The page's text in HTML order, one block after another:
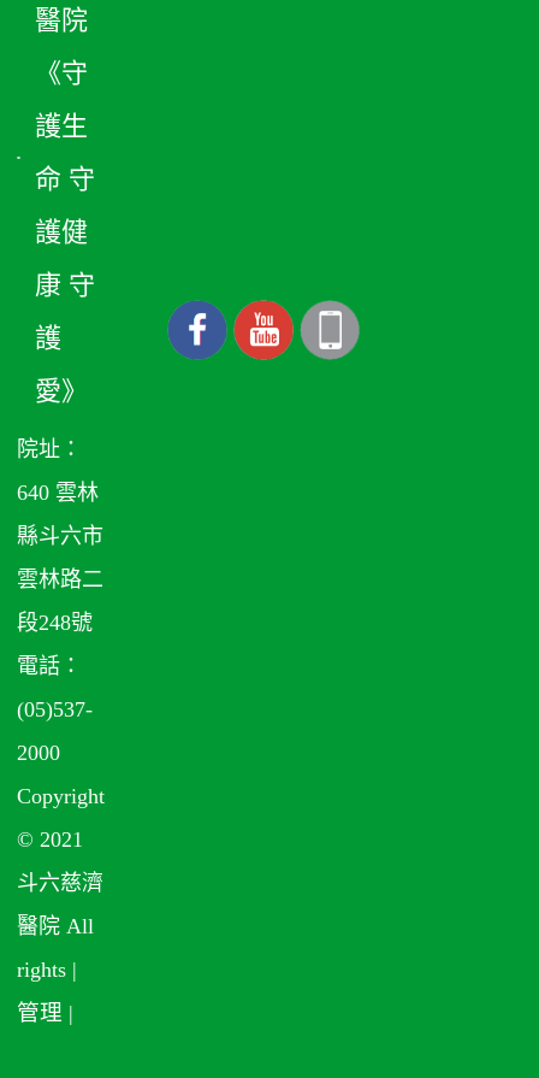
醫院
《守
護生
命 守
護健
康 守
護
愛》
院址：
640 雲林
縣斗六市
雲林路二
段248號
電話：
(05)537-
2000
Copyright
© 2021
斗六慈濟
醫院 All
rights |
管理 |